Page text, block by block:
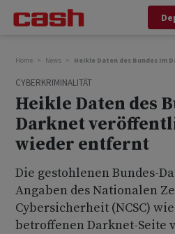
Home News Heikle Daten des Bundes
CYBERKRIMINALITÄT
Heikle Daten des
Darknet
wieder entfernt
Die gestohlenen Bundes-
Angaben des Nationalen
Cybersicherheit (NCSC)
betroffenen Darknet-Seite